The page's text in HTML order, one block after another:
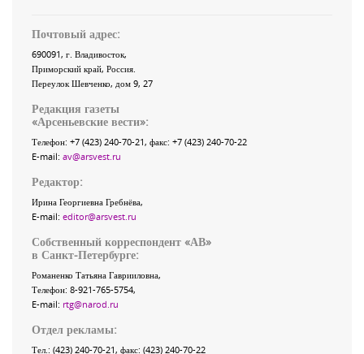
Почтовый адрес:
690091, г. Владивосток,
Приморский край, Россия
Переулок Шевченко, дом 9, 27
Редакция газеты
«Арсеньевские вести»:
Телефон: +7 (423) 240-70-21, факс: +7 (423) 240-70-22
E-mail: av@arsvest.ru
Редактор:
Ирина Георгиевна Гребнёва,
E-mail: editor@arsvest.ru
Собственный корреспондент «АВ»
в Санкт-Петербурге:
Романенко Татьяна Гаврииловна,
Телефон: 8-921-765-5754,
E-mail: rtg@narod.ru
Отдел рекламы:
Тел.: (423) 240-70-21, факс: (423) 240-70-22